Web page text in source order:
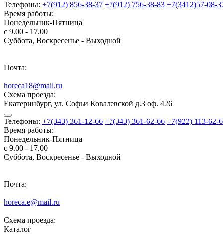
Телефоны: +7(912) 856-38-37 +7(912) 756-38-83 +7(3412)57-08-
Время работы:
Понедельник-Пятница
с 9.00 - 17.00
Суббота, Воскресенье - Выходной
Почта:
horeca18@mail.ru
Схема проезда:
Екатеринбург, ул. Софьи Ковалевской д.3 оф. 426
Телефоны: +7(343) 361-12-66 +7(343) 361-62-66 +7(922) 113-62-
Время работы:
Понедельник-Пятница
с 9.00 - 17.00
Суббота, Воскресенье - Выходной
Почта:
horeca.e@mail.ru
Схема проезда:
Каталог